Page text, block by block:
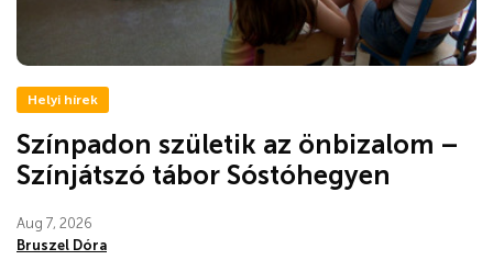
Helyi hírek
Színpadon születik az önbizalom –
Színjátszó tábor Sóstóhegyen
Aug 7, 2026
Bruszel Dóra